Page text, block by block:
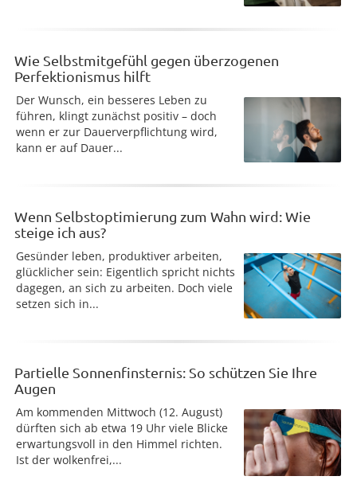
Wie Selbstmitgefühl gegen überzogenen
Perfektionismus hilft
Der Wunsch, ein besseres Leben zu
führen, klingt zunächst positiv – doch
wenn er zur Dauerverpflichtung wird,
kann er auf Dauer...
Wenn Selbstoptimierung zum Wahn wird: Wie
steige ich aus?
Gesünder leben, produktiver arbeiten,
glücklicher sein: Eigentlich spricht nichts
dagegen, an sich zu arbeiten. Doch viele
setzen sich in...
Partielle Sonnenfinsternis: So schützen Sie Ihre
Augen
Am kommenden Mittwoch (12. August)
dürften sich ab etwa 19 Uhr viele Blicke
erwartungsvoll in den Himmel richten.
Ist der wolkenfrei,...